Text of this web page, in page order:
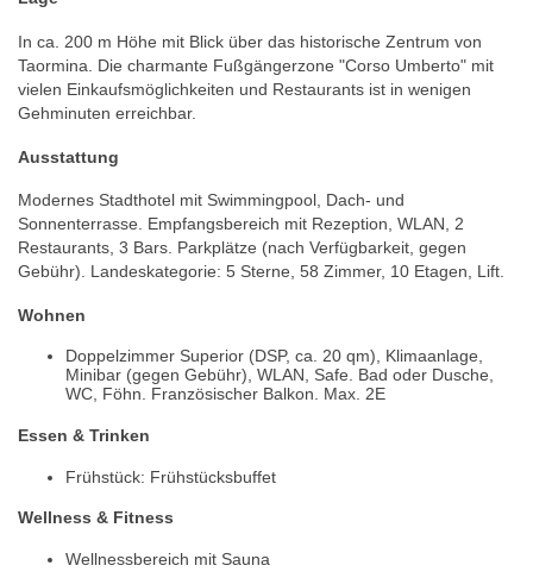
In ca. 200 m Höhe mit Blick über das historische Zentrum von
Taormina. Die charmante Fußgängerzone "Corso Umberto" mit
vielen Einkaufsmöglichkeiten und Restaurants ist in wenigen
Gehminuten erreichbar.
Ausstattung
Modernes Stadthotel mit Swimmingpool, Dach- und
Sonnenterrasse. Empfangsbereich mit Rezeption, WLAN, 2
Restaurants, 3 Bars. Parkplätze (nach Verfügbarkeit, gegen
Gebühr). Landeskategorie: 5 Sterne, 58 Zimmer, 10 Etagen, Lift.
Wohnen
Doppelzimmer Superior (DSP, ca. 20 qm), Klimaanlage,
Minibar (gegen Gebühr), WLAN, Safe. Bad oder Dusche,
WC, Föhn. Französischer Balkon. Max. 2E
Essen & Trinken
Frühstück: Frühstücksbuffet
Wellness & Fitness
Wellnessbereich mit Sauna